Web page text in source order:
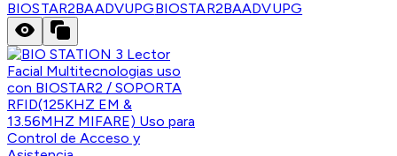
BIOSTAR2BAADVUPGBIOSTAR2BAADVUPG